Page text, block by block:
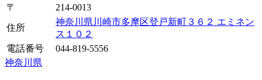
〒
214-0013
住所
神奈川県川崎市多摩区登戸新町３６２ エミネン
ス１０２
電話番号
044-819-5556
神奈川県